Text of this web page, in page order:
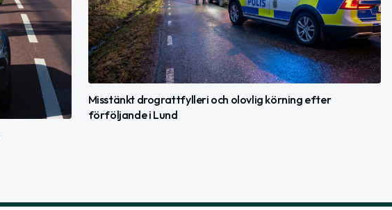
Misstänkt drograttfylleri och olovlig körning efter
förföljande i Lund